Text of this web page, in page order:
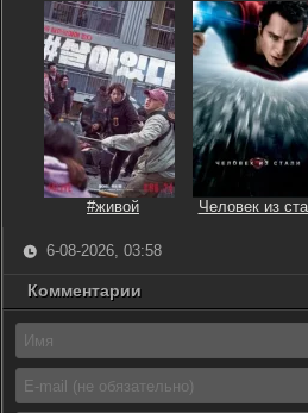
#живой Человек из
6-08-2026, 03:58
Комментарии